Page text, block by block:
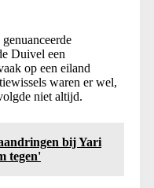
Duivel een
op een eiland
waren er wel,
niet altijd.
bij Yari
tegen'